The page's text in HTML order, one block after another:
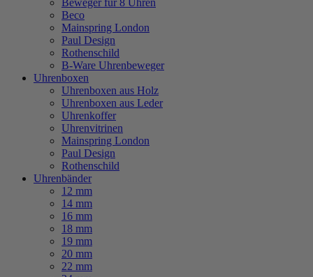
Beweger für 8 Uhren
Beco
Mainspring London
Paul Design
Rothenschild
B-Ware Uhrenbeweger
Uhrenboxen
Uhrenboxen aus Holz
Uhrenboxen aus Leder
Uhrenkoffer
Uhrenvitrinen
Mainspring London
Paul Design
Rothenschild
Uhrenbänder
12 mm
14 mm
16 mm
18 mm
19 mm
20 mm
22 mm